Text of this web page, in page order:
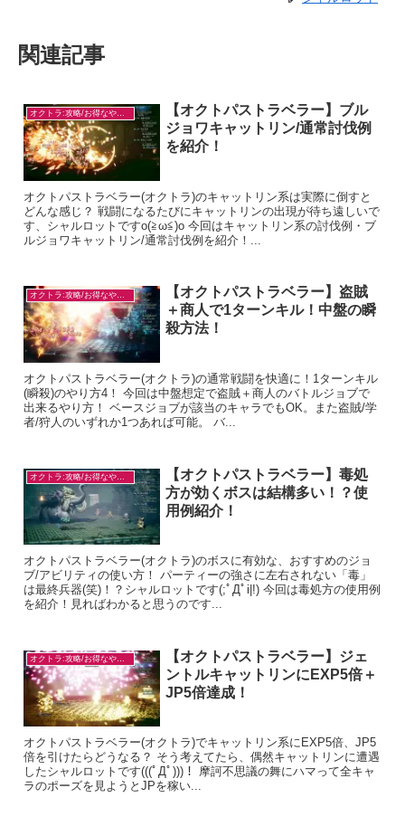
関連記事
オクトラ:攻略/お得なやり方
【オクトパストラベラー】ブル
ジョワキャットリン/通常討伐例
を紹介！
オクトパストラベラー(オクトラ)のキャットリン系は実際に倒すと
どんな感じ？ 戦闘になるたびにキャットリンの出現が待ち遠しいで
す、シャルロットですo(≧ω≦)o 今回はキャットリン系の討伐例・ブ
ルジョワキャットリン/通常討伐例を紹介！...
オクトラ:攻略/お得なやり方
【オクトパストラベラー】盗賊
＋商人で1ターンキル！中盤の瞬
殺方法！
オクトパストラベラー(オクトラ)の通常戦闘を快適に！1ターンキル
(瞬殺)のやり方4！ 今回は中盤想定で盗賊＋商人のバトルジョブで
出来るやり方！ ベースジョブが該当のキャラでもOK。また盗賊/学
者/狩人のいずれか1つあれば可能。 バ...
オクトラ:攻略/お得なやり方
【オクトパストラベラー】毒処
方が効くボスは結構多い！？使
用例紹介！
オクトパストラベラー(オクトラ)のボスに有効な、おすすめのジョ
ブ/アビリティの使い方！ パーティーの強さに左右されない「毒」
は最終兵器(笑)！？シャルロットです(;ﾟДﾟi|!) 今回は毒処方の使用例
を紹介！見ればわかると思うのです...
オクトラ:攻略/お得なやり方
【オクトパストラベラー】ジェ
ントルキャットリンにEXP5倍＋
JP5倍達成！
オクトパストラベラー(オクトラ)でキャットリン系にEXP5倍、JP5
倍を引けたらどうなる？ そう考えてたら、偶然キャットリンに遭遇
したシャルロットです(((ﾟДﾟ)))！ 摩訶不思議の舞にハマって全キャ
ラのポーズを見ようとJPを稼い...